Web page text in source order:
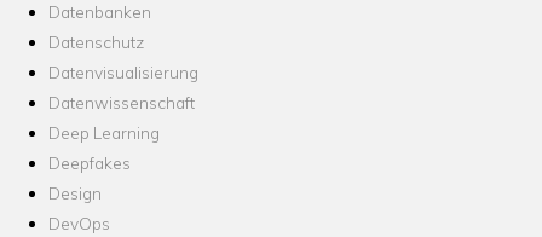
Datenbanken
Datenschutz
Datenvisualisierung
Datenwissenschaft
Deep Learning
Deepfakes
Design
DevOps